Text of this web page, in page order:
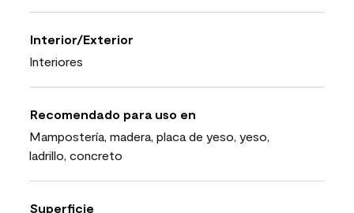
Interior/Exterior
Interiores
Recomendado para uso en
Mampostería, madera, placa de yeso, yeso,
ladrillo, concreto
Superficie